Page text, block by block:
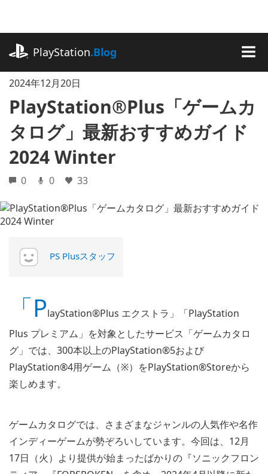
に
ッ
PlayStation.Blog
2024年12月20日
PlayStation®Plus「ゲームカ
タログ」最新おすすめガイド
2024 Winter
0 0 33
PS Plusスタッフ
「PlayStation®Plus エクストラ」「PlayStation
Plus プレミアム」を対象としたサービス「ゲームカタロ
グ」では、300本以上のPlayStation®5および
PlayStation®4用ゲーム（※）をPlayStation®Storeから
楽しめます。
ゲームカタログでは、さまざまなジャンルの人気作や名作
インディーゲームが勢ぞろいしています。今回は、12月
17日（火）より提供が始まったばかりの『ソニックフロン